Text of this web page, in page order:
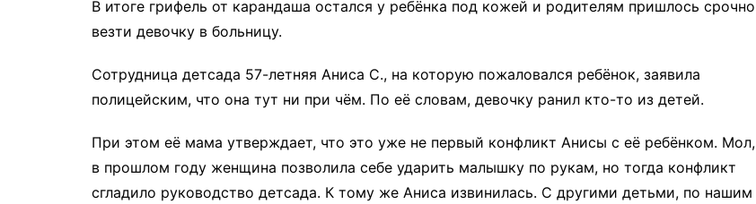
В итоге грифель от карандаша остался у ребёнка под кожей и родителям пришлось срочно
везти девочку в больницу.
Сотрудница детсада 57-летняя Аниса С., на которую пожаловался ребёнок, заявила
полицейским, что она тут ни при чём. По её словам, девочку ранил кто-то из детей.
При этом её мама утверждает, что это уже не первый конфликт Анисы с её ребёнком. Мол,
в прошлом году женщина позволила себе ударить малышку по рукам, но тогда конфликт
сгладило руководство детсада. К тому же Аниса извинилась. С другими детьми, по нашим